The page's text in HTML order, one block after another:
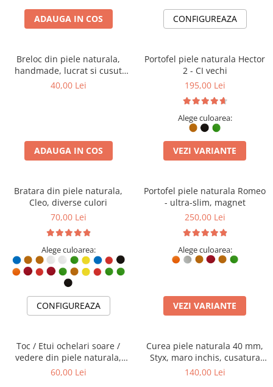
ADAUGA IN COS CONFIGUREAZA
Breloc din piele naturala,
handmade, lucrat si cusut
manual, Nero, Bleumarin,
40,00 Lei
ADAUGA IN COS
Portofel piele naturala Hector
2 - CI vechi
195,00 Lei
Alege culoarea:
VEZI VARIANTE
Bratara din piele naturala,
Cleo, diverse culori
70,00 Lei
Alege culoarea:
CONFIGUREAZA
Portofel piele naturala Romeo
- ultra-slim, magnet
250,00 Lei
Alege culoarea:
VEZI VARIANTE
Toc / Etui ochelari soare /
vedere din piele naturala,
Handmade, lucrat si cusut
60,00 Lei
Curea piele naturala 40 mm,
Styx, maro inchis, cusatura
crem, catarama solida
140,00 Lei